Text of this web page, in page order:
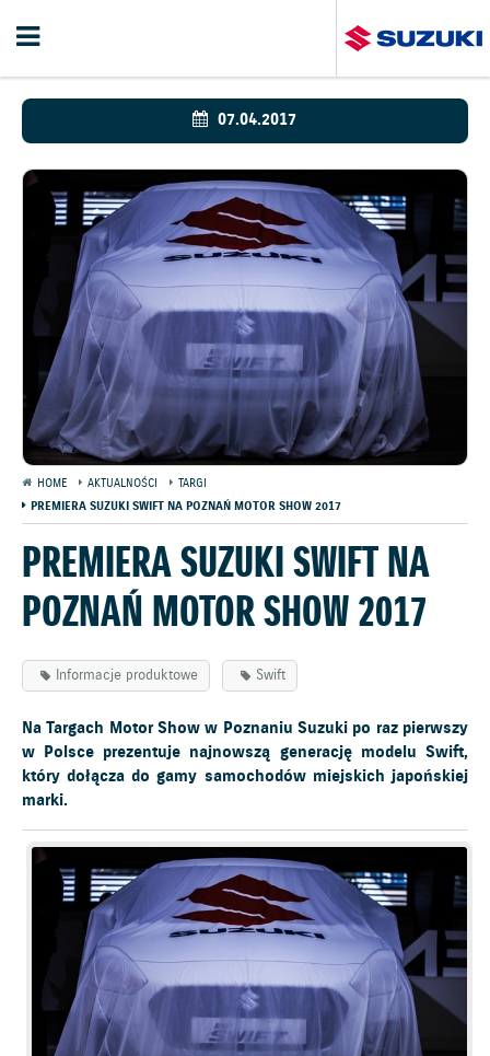
07.04.2017
HOME AKTUALNOŚCI
TARGI
PREMIERA SUZUKI SWIFT NA POZNAŃ MOTOR SHOW 2017
PREMIERA SUZUKI SWIFT NA
POZNAŃ MOTOR SHOW 2017
Informacje produktowe Swift
Na Targach Motor Show w Poznaniu Suzuki po raz pierwszy
w Polsce prezentuje najnowszą generację modelu Swift,
który dołącza do gamy samochodów miejskich japońskiej
marki.